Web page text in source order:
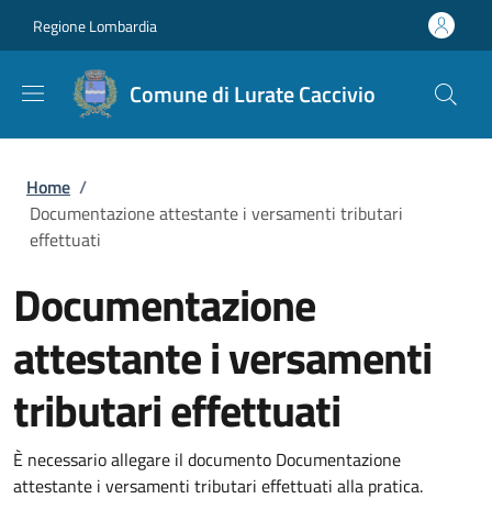
Regione Lombardia
Comune di Lurate Caccivio
Briciole di pane
Home /
Documentazione attestante i versamenti tributari
effettuati
Documentazione
attestante i versamenti
tributari effettuati
È necessario allegare il documento Documentazione
attestante i versamenti tributari effettuati alla pratica.